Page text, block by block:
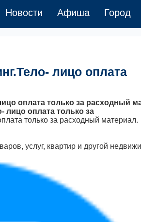
Новости Афиша Город
лицо оплата
оплата только за расходный
лицо оплата только за
только за расходный материал.
услуг, квартир и другой